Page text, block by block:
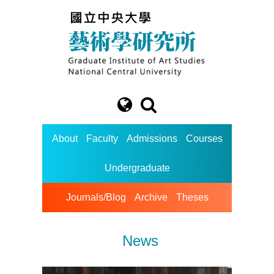
About Faculty Admissions Courses
Undergraduate
Journals/Blog Archive Theses
News